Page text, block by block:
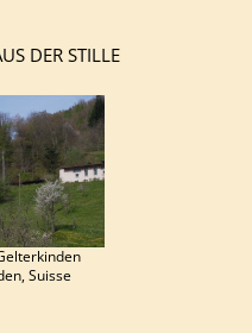
DER STILLE
Suisse